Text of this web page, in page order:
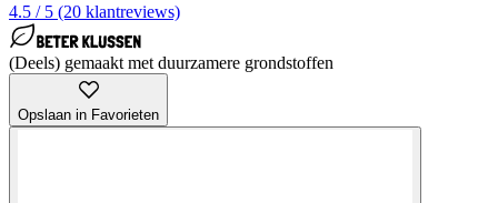
4.5 / 5 (20 klantreviews)
(Deels) gemaakt met duurzamere grondstoffen
Opslaan in Favorieten